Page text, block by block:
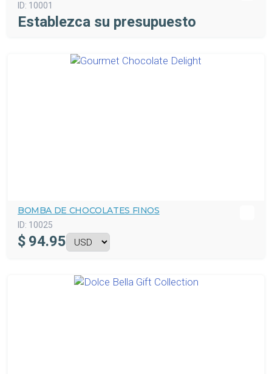
ID: 10001
Establezca su presupuesto
BOMBA DE CHOCOLATES FINOS
ID: 10025
$ 94.95